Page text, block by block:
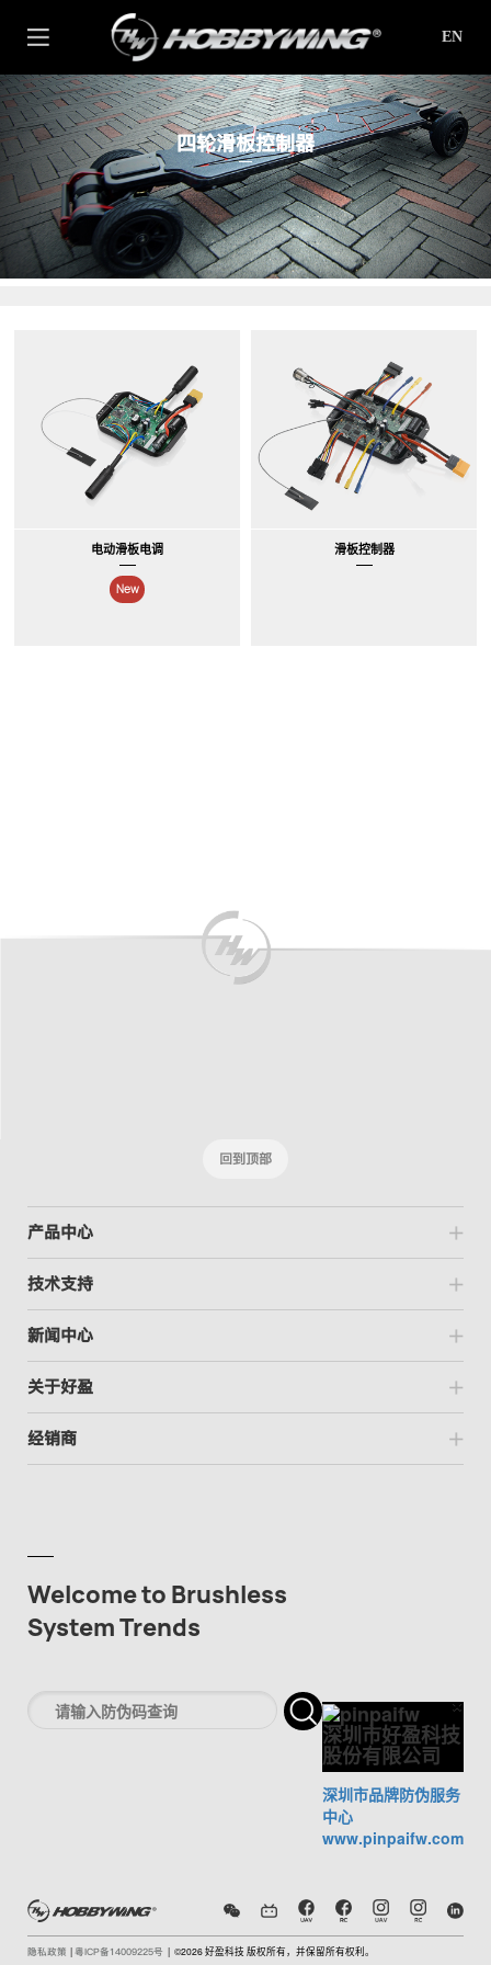
EN
四轮滑板控制器
电动滑板电调 滑板控制器
回到顶部
产品中心
技术支持
新闻中心
关于好盈
经销商
Welcome to Brushless
System Trends
×
深圳市好盈科技
股份有限公司
深圳市品牌防伪服务
中心
www.pinpaifw.com